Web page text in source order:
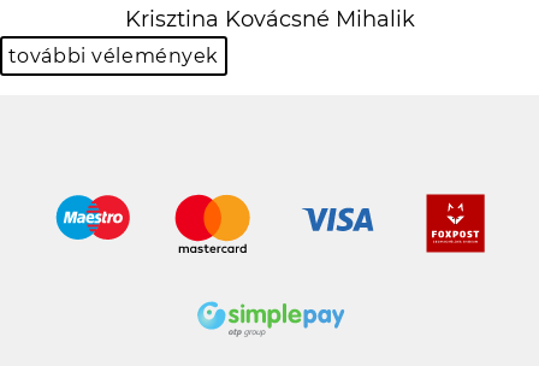
Krisztina Kovácsné Mihalik
további vélemények